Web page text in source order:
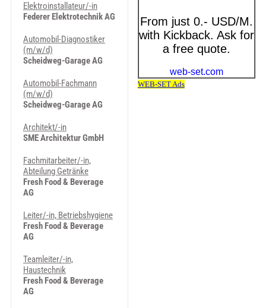
Elektroinstallateur/-in
Federer Elektrotechnik AG
Automobil-Diagnostiker
(m/w/d)
Scheidweg-Garage AG
Automobil-Fachmann
(m/w/d)
Scheidweg-Garage AG
Architekt/-in
SME Architektur GmbH
Fachmitarbeiter/-in,
Abteilung Getränke
Fresh Food & Beverage
AG
Leiter/-in, Betriebshygiene
Fresh Food & Beverage
AG
Teamleiter/-in,
Haustechnik
Fresh Food & Beverage
AG